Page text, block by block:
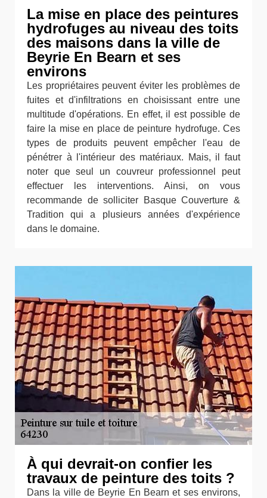
La mise en place des peintures
hydrofuges au niveau des toits
des maisons dans la ville de
Beyrie En Bearn et ses
environs
Les propriétaires peuvent éviter les problèmes de
fuites et d'infiltrations en choisissant entre une
multitude d'opérations. En effet, il est possible de
faire la mise en place de peinture hydrofuge. Ces
types de produits peuvent empêcher l'eau de
pénétrer à l'intérieur des matériaux. Mais, il faut
noter que seul un couvreur professionnel peut
effectuer les interventions. Ainsi, on vous
recommande de solliciter Basque Couverture &
Tradition qui a plusieurs années d'expérience
dans le domaine.
À qui devrait-on confier les
travaux de peinture des toits ?
Dans la ville de Beyrie En Bearn et ses environs,